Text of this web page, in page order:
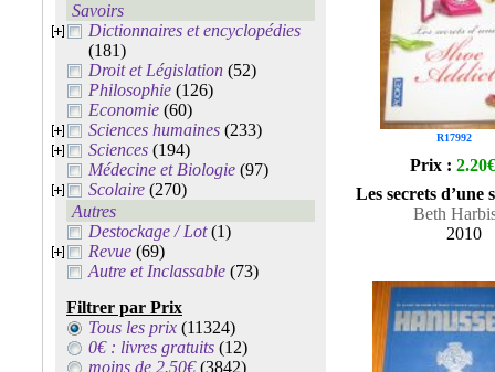
Savoirs
Dictionnaires et encyclopédies
(181)
Droit et Législation (52)
Philosophie (126)
Economie (60)
Sciences humaines (233)
Sciences (194)
Médecine et Biologie (97)
Scolaire (270)
Autres
Destockage / Lot(1)
Revue (69)
Autre et Inclassable (73)
Filtrer par Prix
Tous les prix (11324)
0€ : livres gratuits (12)
moins de 2.50€(3842)
R17992
Prix : 2.20€
Les secrets d’une
Beth
2010